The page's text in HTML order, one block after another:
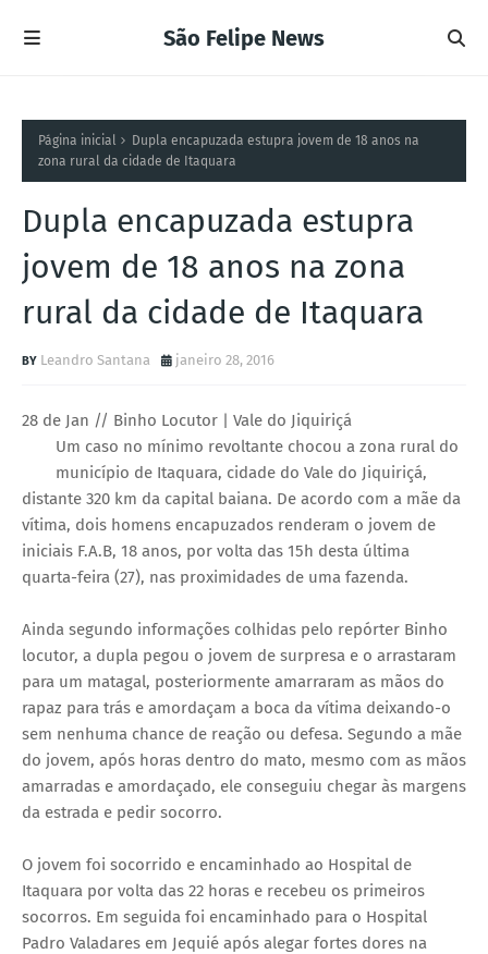
São Felipe News
Página inicial
Dupla encapuzada estupra jovem de 18 anos na
zona rural da cidade de Itaquara
Dupla encapuzada estupra
jovem de 18 anos na zona
rural da cidade de Itaquara
Leandro Santana janeiro 28, 2016
28 de Jan // Binho Locutor | Vale do Jiquiriçá
Um caso no mínimo revoltante chocou a zona rural do
município de Itaquara, cidade do Vale do Jiquiriçá,
distante 320 km da capital baiana. De acordo com a mãe da
vítima, dois homens encapuzados renderam o jovem de
iniciais F.A.B, 18 anos, por volta das 15h desta última
quarta-feira (27), nas proximidades de uma fazenda.
Ainda segundo informações colhidas pelo repórter Binho
locutor, a dupla pegou o jovem de surpresa e o arrastaram
para um matagal, posteriormente amarraram as mãos do
rapaz para trás e amordaçam a boca da vítima deixando-o
sem nenhuma chance de reação ou defesa. Segundo a mãe
do jovem, após horas dentro do mato, mesmo com as mãos
amarradas e amordaçado, ele conseguiu chegar às margens
da estrada e pedir socorro.
O jovem foi socorrido e encaminhado ao Hospital de
Itaquara por volta das 22 horas e recebeu os primeiros
socorros. Em seguida foi encaminhado para o Hospital
Padro Valadares em Jequié após alegar fortes dores na